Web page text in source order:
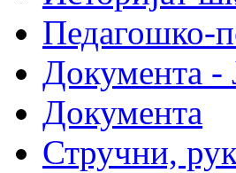
Педагошко-
Документа -
Документа
Стручни,